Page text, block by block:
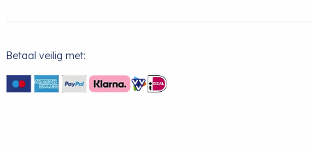
Betaal veilig met: